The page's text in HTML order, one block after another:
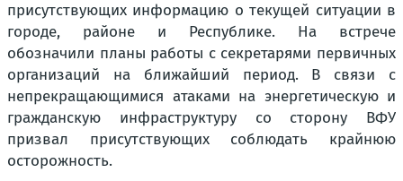
присутствующих информацию о текущей ситуации в
городе, районе и Республике. На встрече
обозначили планы работы с секретарями первичных
организаций на ближайший период. В связи с
непрекращающимися атаками на энергетическую и
гражданскую инфраструктуру со сторону ВФУ
призвал присутствующих соблюдать крайнюю
осторожность.